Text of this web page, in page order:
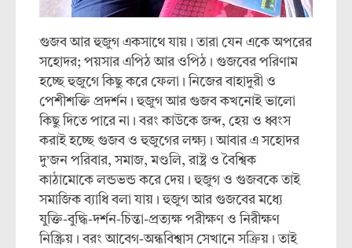
গুজব আর হুজুগ একসাথে যায়। তারা যেন একে অপরের
সহোদর; পয়সার এপিঠ আর ওপিঠ। গুজবের পরিণাম
হচ্ছে হুজুগে কিছু করে ফেলা। নিজের বাহাদুরী ও
পেশীশক্তি প্রদর্শন। হুজুগ আর গুজব কখনোই ভালো
কিছু দিতে পারে না। বরং কাউকে জব্দ, হেয় ও ধ্বংস
করাই হচ্ছে গুজব ও হুজুগের লক্ষ্য। আবার এ সহোদর
দু’জন পরিবার, সমাজ, মণ্ডলি, রাষ্ট্র ও বৈশ্বিক
কাঠামোকে লন্ডভন্ড করে দেয়। হুজুগ ও গুজবকে তাই
সমাজিক ব্যাধি বলা যায়। হুজুগ আর গুজবের মধ্যে
যুক্তি-বুদ্ধি-দর্শন-চিন্তা-প্রত্যক্ষ পরীক্ষণ ও নিরীক্ষণ
নিস্ক্রিয়। বরং আবেগ-অন্ধবিশ্বাস সেখানে সক্রিয়। তাই